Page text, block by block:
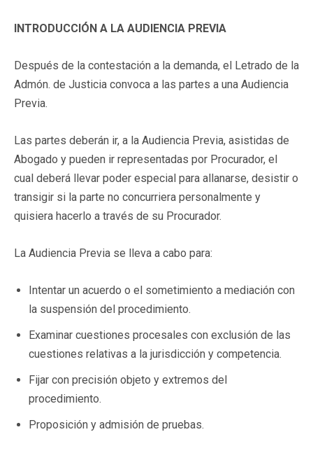
INTRODUCCIÓN A LA AUDIENCIA PREVIA
Después de la contestación a la demanda, el Letrado de la
Admón. de Justicia convoca a las partes a una Audiencia
Previa.
Las partes deberán ir, a la Audiencia Previa, asistidas de
Abogado y pueden ir representadas por Procurador, el
cual deberá llevar poder especial para allanarse, desistir o
transigir si la parte no concurriera personalmente y
quisiera hacerlo a través de su Procurador.
La Audiencia Previa se lleva a cabo para:
Intentar un acuerdo o el sometimiento a mediación con
la suspensión del procedimiento.
Examinar cuestiones procesales con exclusión de las
cuestiones relativas a la jurisdicción y competencia.
Fijar con precisión objeto y extremos del
procedimiento.
Proposición y admisión de pruebas.